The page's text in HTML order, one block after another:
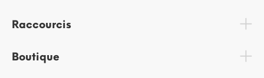
Raccourcis
Boutique